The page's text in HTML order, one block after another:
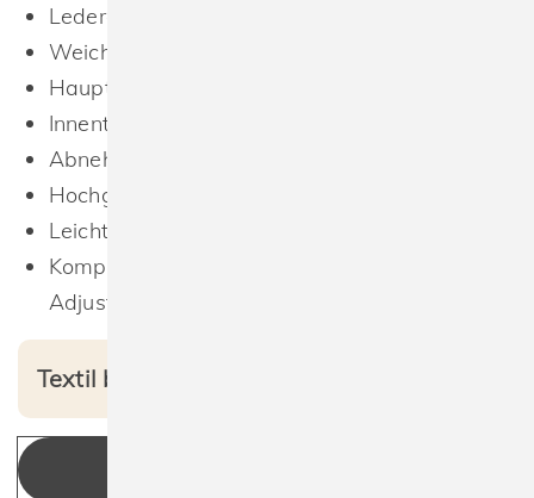
Lederoptik mit Struktur (Saffiano)
Weiches Innenfutter aus recyceltem PU
Hauptfach mit Zip
Innentasche
Abnehmbarer und verstellbarer Umhängegurt
Hochglänzender goldfarbener Metall-Zip
Leicht umzuetikettieren
Kompatibel mit 969.29 (BG765) Boutique
Adjustable Bag Strap.
Textil bedruckt ab 10,20 € netto